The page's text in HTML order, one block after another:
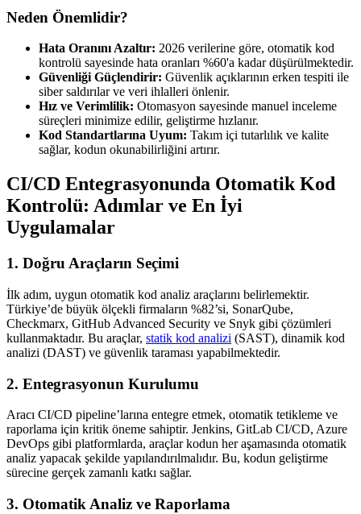
Neden Önemlidir?
Hata Oranını Azaltır: 2026 verilerine göre, otomatik kod
kontrolü sayesinde hata oranları %60'a kadar düşürülmektedir.
Güvenliği Güçlendirir: Güvenlik açıklarının erken tespiti ile
siber saldırılar ve veri ihlalleri önlenir.
Hız ve Verimlilik: Otomasyon sayesinde manuel inceleme
süreçleri minimize edilir, geliştirme hızlanır.
Kod Standartlarına Uyum: Takım içi tutarlılık ve kalite
sağlar, kodun okunabilirliğini artırır.
CI/CD Entegrasyonunda Otomatik Kod
Kontrolü: Adımlar ve En İyi
Uygulamalar
1. Doğru Araçların Seçimi
İlk adım, uygun otomatik kod analiz araçlarını belirlemektir.
Türkiye’de büyük ölçekli firmaların %82’si, SonarQube,
Checkmarx, GitHub Advanced Security ve Snyk gibi çözümleri
kullanmaktadır. Bu araçlar, statik kod analizi (SAST), dinamik kod
analizi (DAST) ve güvenlik taraması yapabilmektedir.
2. Entegrasyonun Kurulumu
Aracı CI/CD pipeline’larına entegre etmek, otomatik tetikleme ve
raporlama için kritik öneme sahiptir. Jenkins, GitLab CI/CD, Azure
DevOps gibi platformlarda, araçlar kodun her aşamasında otomatik
analiz yapacak şekilde yapılandırılmalıdır. Bu, kodun geliştirme
sürecine gerçek zamanlı katkı sağlar.
3. Otomatik Analiz ve Raporlama